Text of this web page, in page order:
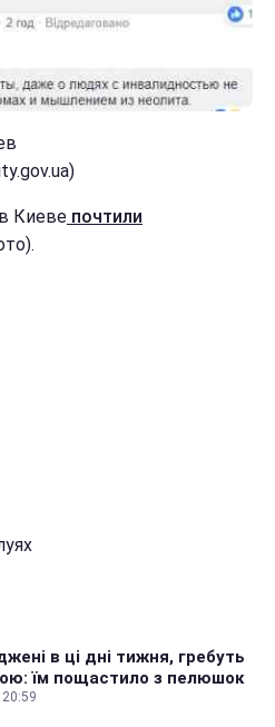
Киеве почтили
в ці дні тижня, гребуть
їм пощастило з пелюшок